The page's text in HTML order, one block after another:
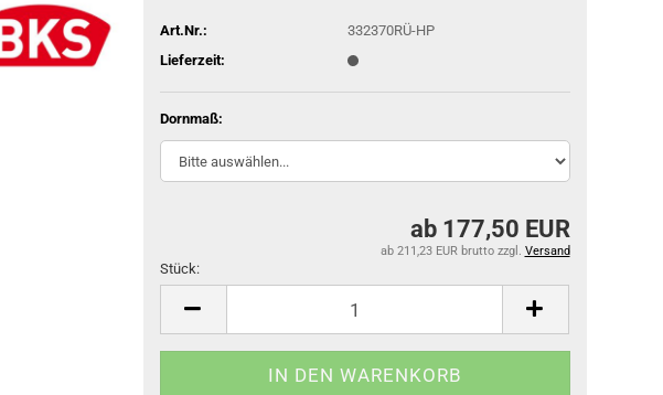
Art.Nr.:
332370RÜ-HP
Lieferzeit:
Dornmaß:
ab 177,50 EUR
ab 211,23 EUR bruttozzgl. Versand
Stück:
Stück